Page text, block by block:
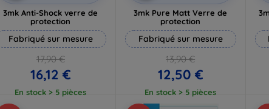
3mk Anti-Shock verre de
protection
Fabriqué sur mesure
17,90 €
16,12 €
En stock > 5 pièces
3mk Pure Matt Verre de
protection
Fabriqué sur mesure
13,90 €
12,50 €
En stock > 5 pièces